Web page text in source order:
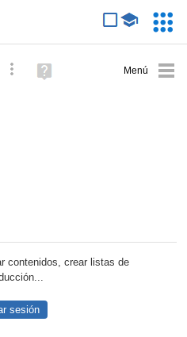
Búsqueda avanzada
Ayuda
(en
contenidos, crear listas de
sesión